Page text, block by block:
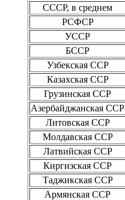
СССР, в среднем
РСФСР
УССР
БССР
Узбекская ССР
Казахская ССР
Грузинская ССР
Азербайджанская ССР
Литовская ССР
Молдавская ССР
Латвийская ССР
Киргизская ССР
Таджикская ССР
Армянская ССР